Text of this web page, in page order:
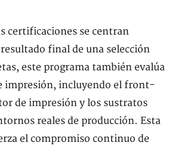
certificaciones se centran
final de una selección
este programa también evalúa
impresión, incluyendo el front-
de impresión y los sustratos
reales de producción. Esta
el compromiso continuo de